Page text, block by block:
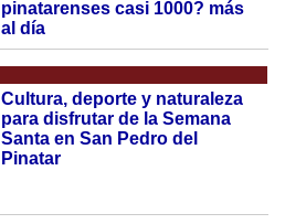
pinatarenses casi 1000? más
al día
Cultura, deporte y naturaleza
para disfrutar de la Semana
Santa en San Pedro del
Pinatar